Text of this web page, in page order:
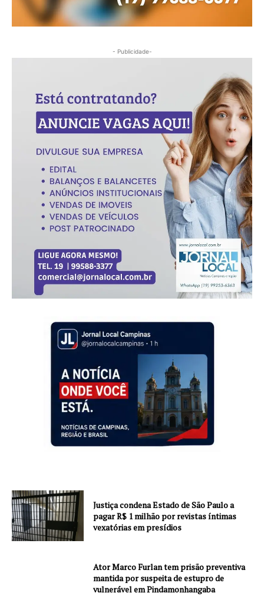
- Publicidade-
Justiça condena Estado de São Paulo a
pagar R$ 1 milhão por revistas íntimas
vexatórias em presídios
Ator Marco Furlan tem prisão preventiva
mantida por suspeita de estupro de
vulnerável em Pindamonhangaba